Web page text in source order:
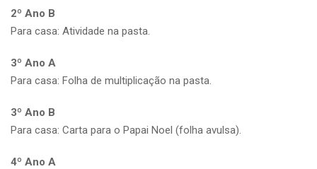
2º Ano B
Para casa: Atividade na pasta.
3º Ano A
Para casa: Folha de multiplicação na pasta.
3º Ano B
Para casa: Carta para o Papai Noel (folha avulsa).
4º Ano A